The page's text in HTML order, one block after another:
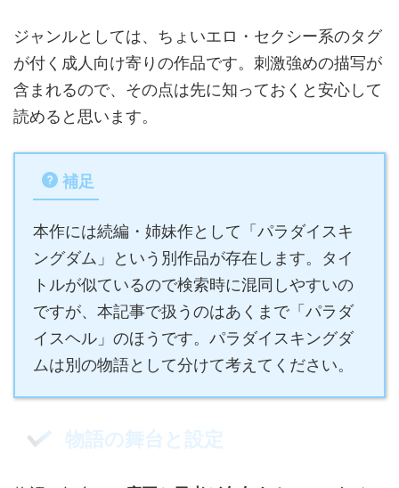
ジャンルとしては、ちょいエロ・セクシー系のタグ
が付く成人向け寄りの作品です。刺激強めの描写が
含まれるので、その点は先に知っておくと安心して
読めると思います。
補足
本作には続編・姉妹作として「パラダイスキ
ングダム」という別作品が存在します。タイ
トルが似ているので検索時に混同しやすいの
ですが、本記事で扱うのはあくまで「パラダ
イスヘル」のほうです。パラダイスキングダ
ムは別の物語として分けて考えてください。
物語の舞台と設定